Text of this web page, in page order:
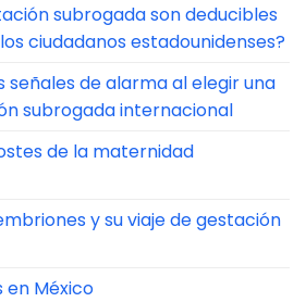
subrogada son deducibles
ciudadanos estadounidenses?
señales de alarma al elegir una
subrogada internacional
de la maternidad
y su viaje de gestación
en México